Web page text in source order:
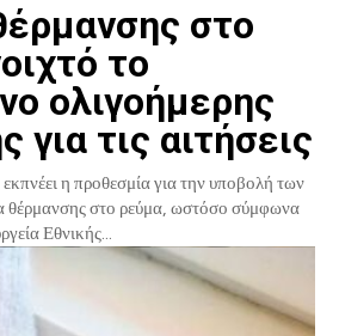
στο
το
ολιγοήμερης
για τις αιτήσεις
η προθεσμία για την υποβολή των
θέρμανσης στο ρεύμα, ωστόσο σύμφωνα
Εθνικής...